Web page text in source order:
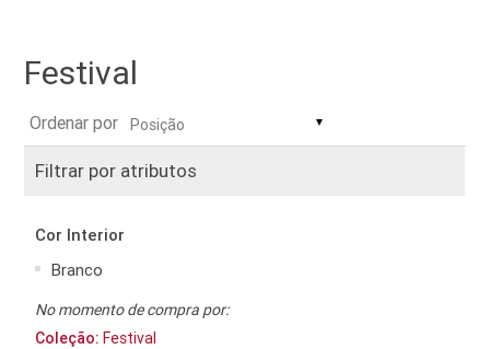
Festival
Ordenar por ▼
Filtrar por atributos
Cor Interior
Branco
No momento de compra por:
Coleção: Festival